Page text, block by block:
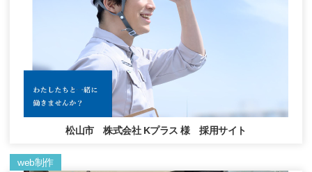
松山市 株式会社 Kプラス 様 採用サイト
web制作